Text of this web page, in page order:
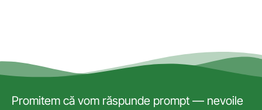
Promitem că vom răspunde prompt — nevoile